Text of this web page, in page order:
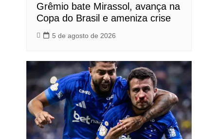
Grêmio bate Mirassol, avança na
Copa do Brasil e ameniza crise
5 de agosto de 2026